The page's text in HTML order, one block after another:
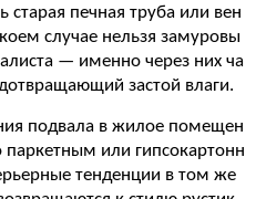
старая печная труба или вен
случае нельзя замуровы
— именно через них ча
застой влаги.
подвала в жилое помещен
паркетным или гипсокартонн
тенденции в том же